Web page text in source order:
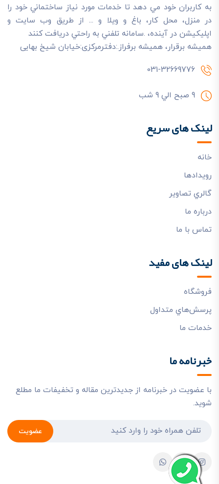
به کاربران خود مي دهد تا خدمات مورد نياز ساختماني خود را
در منزل، محل کار، باغ و ويلا و ... از طريق وب سايت و
اپليکيشن در آينده، .سامانه تلفني به راحتي دريافت کنند
هميشه برقرار، هميشه برفراز.:دفترمرکزی:خیابان شیخ بهایی
031-32669776
9 صبح الي 9 شب
لینک های سریع
خانه
رويدادها
گالري تصاوير
درباره ما
تماس با ما
لینک های مفید
فروشگاه
پرسش‌هاي متداول
خدمات ما
خبرنامه ما
با عضویت در خبرنامه از جدیدترین مقاله و تخفیفات ما مطلع
شوید.
عضویت